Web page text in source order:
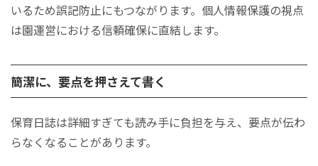
いるため誤記防止にもつながります。個人情報保護の視点
は園運営における信頼確保に直結します。
簡潔に、要点を押さえて書く
保育日誌は詳細すぎても読み手に負担を与え、要点が伝わ
らなくなることがあります。